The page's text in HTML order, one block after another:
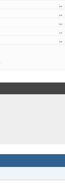
..
..
..
..
..